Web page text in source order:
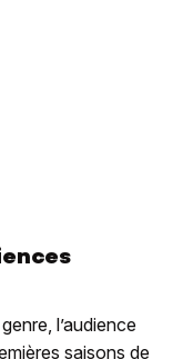
l’audience
saisons de